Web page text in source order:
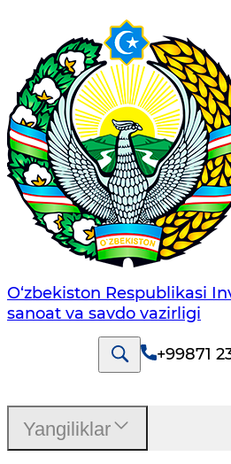
O‘zbekiston Respublikasi
sanoat va savdo vazirligi
+99871
Yangiliklar